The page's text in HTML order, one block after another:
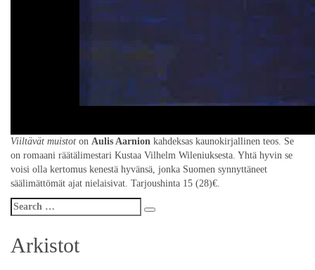
Viiltävät muistot on Aulis Aarnion kahdeksas kaunokirjallinen teos. Se
on romaani räätälimestari Kustaa Vilhelm Wileniuksesta. Yhtä hyvin se
voisi olla kertomus kenestä hyvänsä, jonka Suomen synnyttäneet
säälimättömät ajat nielaisivat. Tarjoushinta 15 (28)€.
Search
for:
Arkistot